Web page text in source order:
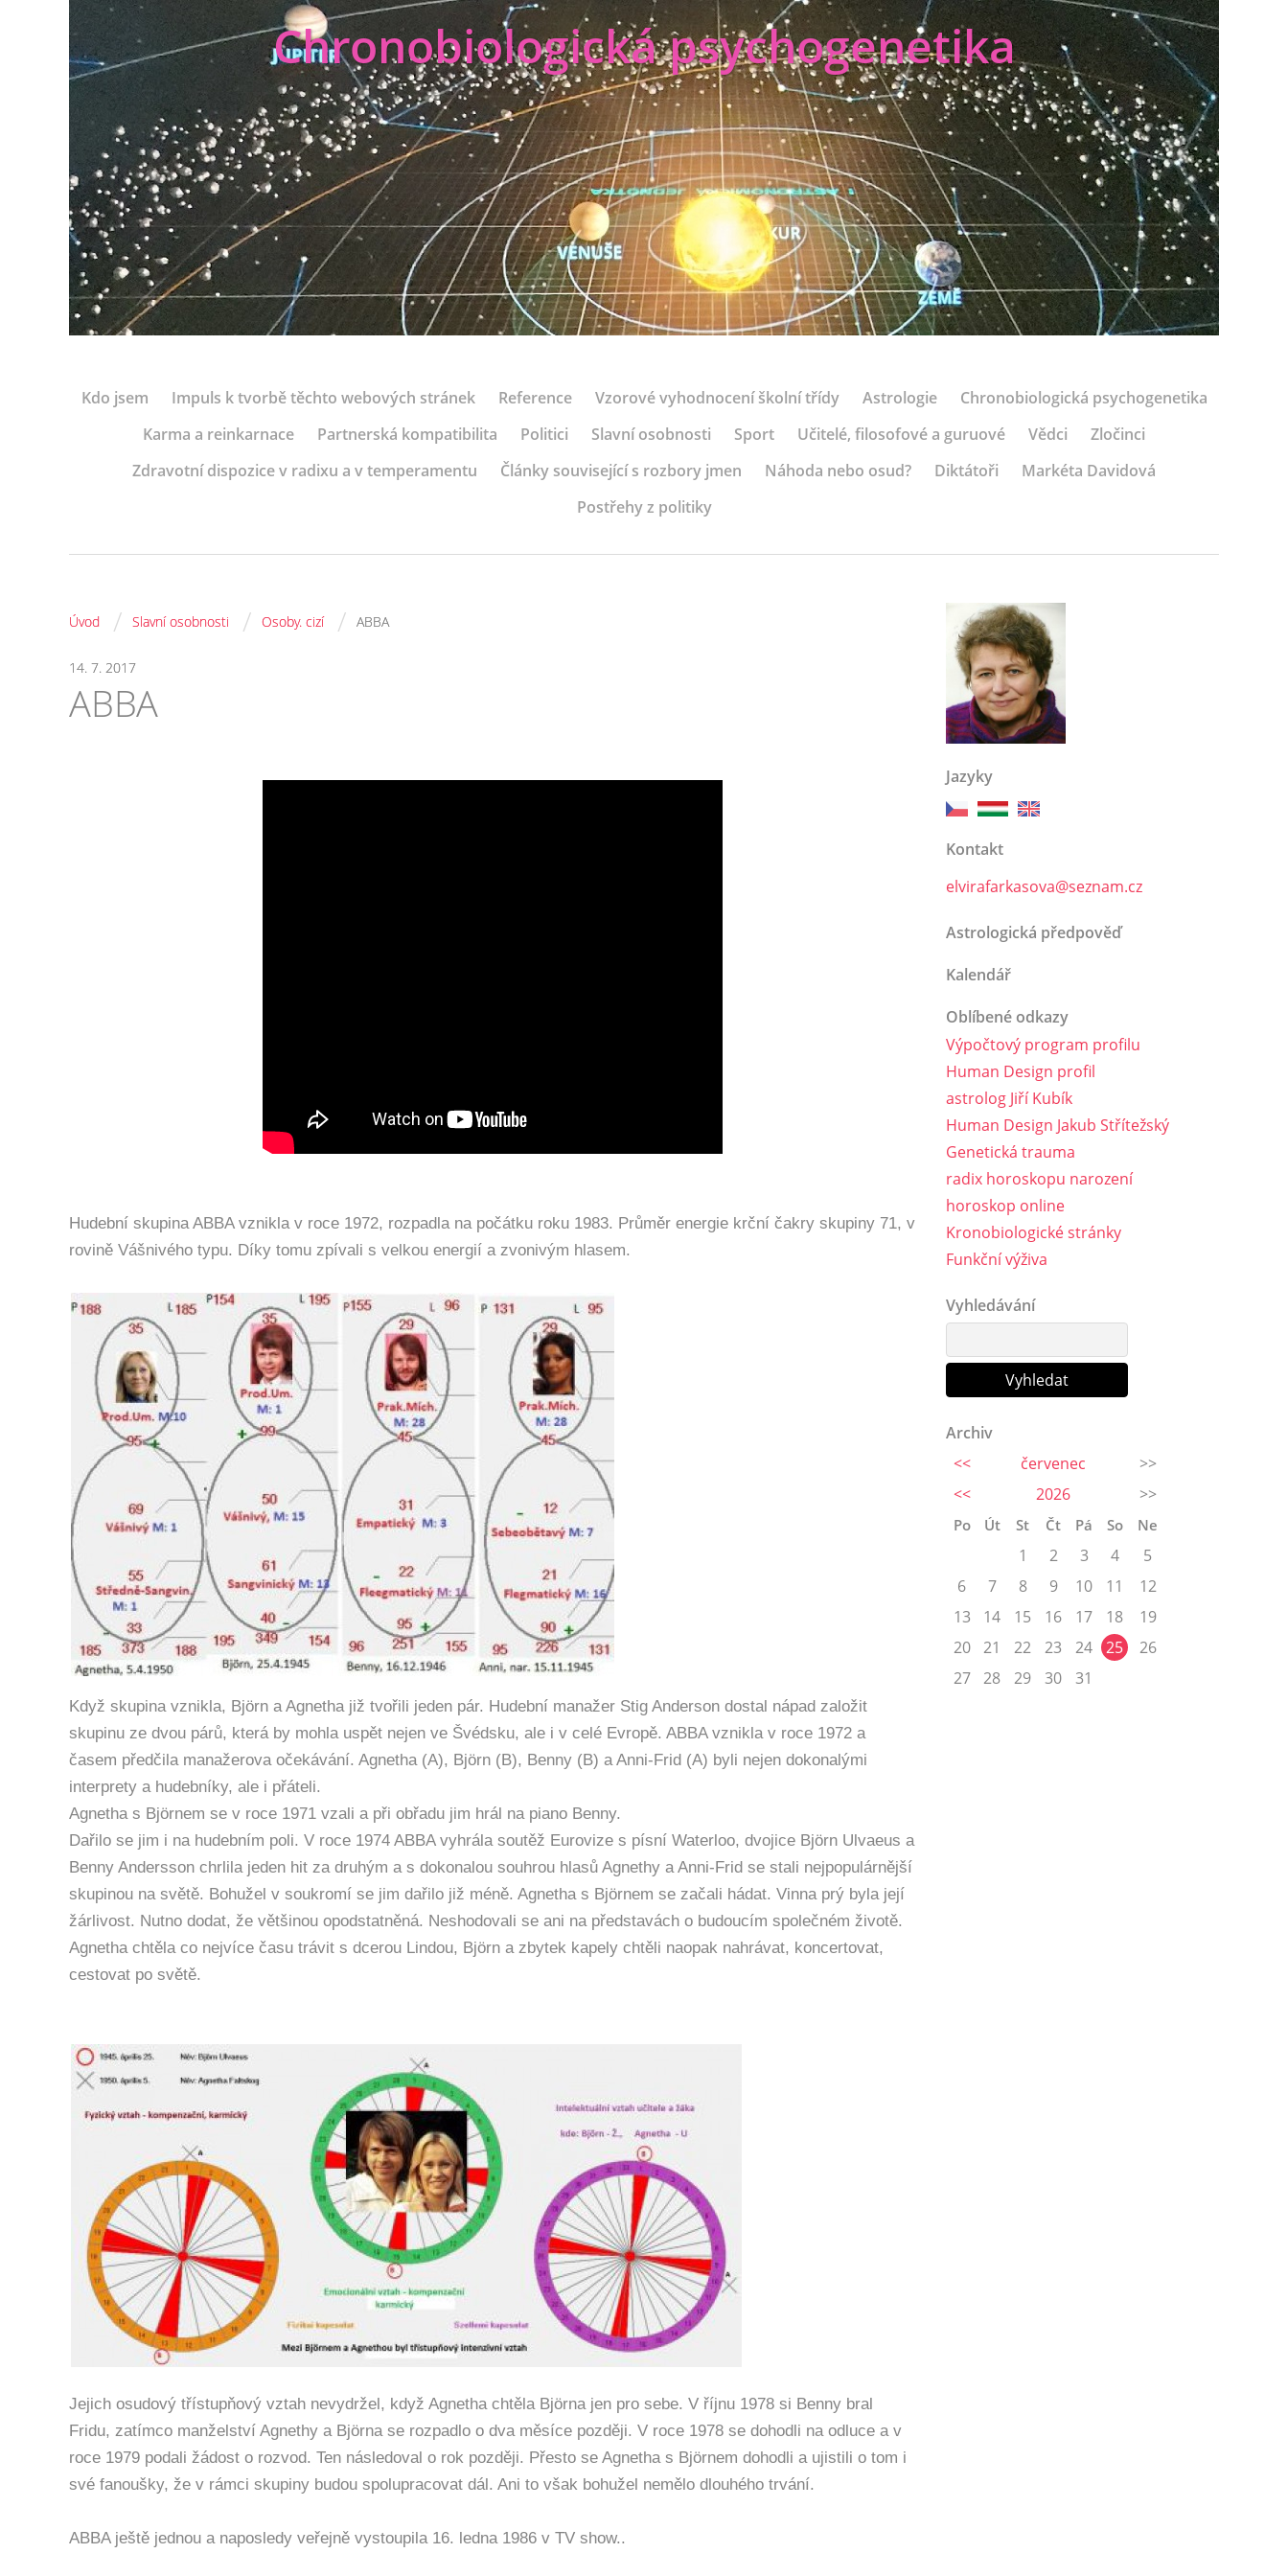
Chronobiologická psychogenetika
Kdo jsem Impuls k tvorbě těchto webových stránek Reference Vzorové vyhodnocení školní třídy Astrologie
Chronobiologická psychogenetika
Karma a reinkarnace
Partnerská kompatibilita Politici Slavní osobnosti Sport Učitelé, filosofové a guruové Vědci
Zločinci
Zdravotní dispozice v radixu a v temperamentu
Články související s rozbory jmen Náhoda nebo osud? Diktátoři
Markéta Davidová
Postřehy z politiky
Úvod / Slavní osobnosti / Osoby. cizí / ABBA
14. 7. 2017
ABBA
Hudební skupina ABBA vznikla v roce 1972, rozpadla na počátku roku 1983. Průměr energie krční čakry skupiny 71, v
rovině Vášnivého typu. Díky tomu zpívali s velkou energií a zvonivým hlasem.
Když skupina vznikla, Björn a Agnetha již tvořili jeden pár. Hudební manažer Stig Anderson dostal nápad založit
skupinu ze dvou párů, která by mohla uspět nejen ve Švédsku, ale i v celé Evropě. ABBA vznikla v roce 1972 a
časem předčila manažerova očekávání. Agnetha (A), Björn (B), Benny (B) a Anni-Frid (A) byli nejen dokonalými
interprety a hudebníky, ale i přáteli.
Agnetha s Björnem se v roce 1971 vzali a při obřadu jim hrál na piano Benny.
Dařilo se jim i na hudebním poli. V roce 1974 ABBA vyhrála soutěž Eurovize s písní Waterloo, dvojice Björn Ulvaeus a
Benny Andersson chrlila jeden hit za druhým a s dokonalou souhrou hlasů Agnethy a Anni-Frid se stali nejpopulárnější
skupinou na světě. Bohužel v soukromí se jim dařilo již méně. Agnetha s Björnem se začali hádat. Vinna prý byla její
žárlivost. Nutno dodat, že většinou opodstatněná. Neshodovali se ani na představách o budoucím společném životě.
Agnetha chtěla co nejvíce času trávit s dcerou Lindou, Björn a zbytek kapely chtěli naopak nahrávat, koncertovat,
cestovat po světě.
Jejich osudový třístupňový vztah nevydržel, když Agnetha chtěla Björnajen pro sebe. V říjnu 1978 si Benny bral
Fridu, zatímco manželství Agnethy a Björna se rozpadlo o dva měsíce později. V roce 1978 se dohodli na odluce a v
roce 1979 podali žádost o rozvod. Ten následoval o rok později. Přesto se Agnetha s Björnem dohodli a ujistili o tom i
své fanoušky, že v rámci skupiny budou spolupracovat dál. Ani to však bohužel nemělo dlouhého trvání.
ABBA ještě jednou a naposledy veřejně vystoupila 16. ledna 1986 v TV show..
Jazyky
Kontakt
elvirafarkasova@seznam.cz
Astrologická předpověď
Kalendář
Oblíbené odkazy
Výpočtový program profilu
Human Design profil
astrolog Jiří Kubík
Human Design Jakub Střítežský
Genetická trauma
radix horoskopu narození
horoskop online
Kronobiologické stránky
Funkční výživa
Vyhledávání
Archiv
<<
červenec
>>
<<
2026 >>
Po Út St Čt Pá So Ne
1 2 3 4
5
6
7 8 9 10 11
12
13
14 15 16 17 18
19
20
21 22 23 24 25
26
27
28 29 30 31